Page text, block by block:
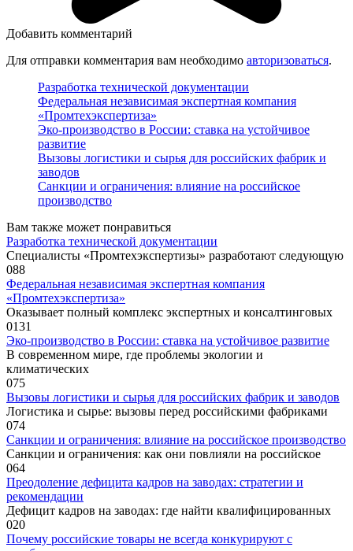
Добавить комментарий
Для отправки комментария вам необходимо авторизоваться.
Разработка технической документации
Федеральная независимая экспертная компания
«Промтехэкспертиза»
Эко-производство в России: ставка на устойчивое
развитие
Вызовы логистики и сырья для российских фабрик и
заводов
Санкции и ограничения: влияние на российское
производство
Вам также может понравиться
Разработка технической документации
Специалисты «Промтехэкспертизы» разработают следующую
088
Федеральная независимая экспертная компания
«Промтехэкспертиза»
Оказывает полный комплекс экспертных и консалтинговых
0131
Эко-производство в России: ставка на устойчивое развитие
В современном мире, где проблемы экологии и
климатических
075
Вызовы логистики и сырья для российских фабрик и заводов
Логистика и сырье: вызовы перед российскими фабриками
074
Санкции и ограничения: влияние на российское производство
Санкции и ограничения: как они повлияли на российское
064
Преодоление дефицита кадров на заводах: стратегии и
рекомендации
Дефицит кадров на заводах: где найти квалифицированных
020
Почему российские товары не всегда конкурируют с